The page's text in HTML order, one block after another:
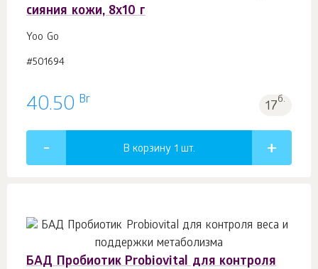
сияния кожи, 8x10 г
Yoo Gо
#501694
40.50 Br 17б.
В корзину 1 шт.
БАД Пробиотик Probiovital для контроля